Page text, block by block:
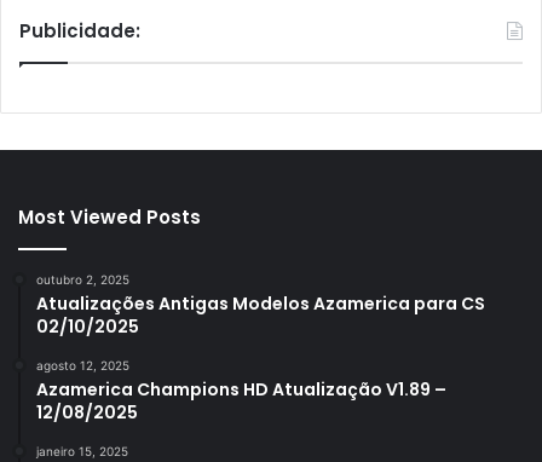
Publicidade:
Most Viewed Posts
outubro 2, 2025
Atualizações Antigas Modelos Azamerica para CS
02/10/2025
agosto 12, 2025
Azamerica Champions HD Atualização V1.89 –
12/08/2025
janeiro 15, 2025